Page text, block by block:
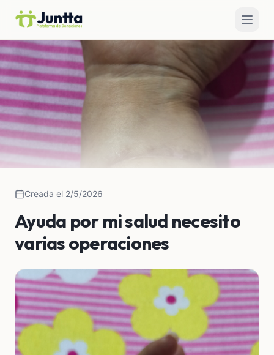
Creada el 2/5/2026
Ayuda por mi salud necesito
varias operaciones